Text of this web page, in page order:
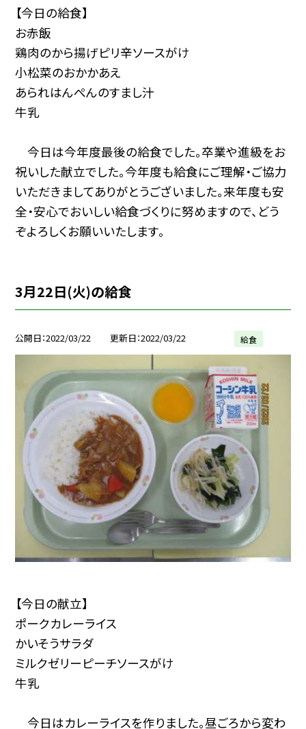
【今日の給食】
お赤飯
鶏肉のから揚げピリ辛ソースがけ
小松菜のおかかあえ
あられはんぺんのすまし汁
牛乳
今日は今年度最後の給食でした。卒業や進級をお
祝いした献立でした。今年度も給食にご理解・ご協力
いただきましてありがとうございました。来年度も安
全・安心でおいしい給食づくりに努めますので、どう
ぞよろしくお願いいたします。
3月22日(火)の給食
公開日 2022/03/22 更新日 2022/03/22 給食
【今日の献立】
ポークカレーライス
かいそうサラダ
ミルクゼリーピーチソースがけ
牛乳
今日はカレーライスを作りました。昼ごろから変わ